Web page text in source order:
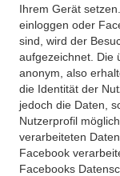
Ihrem Gerät
einloggen oder
sind, wird der
aufgezeichnet. Die
anonym, also
die Identität der
jedoch die Daten,
Nutzerprofil
verarbeiteten
Facebook
Facebooks